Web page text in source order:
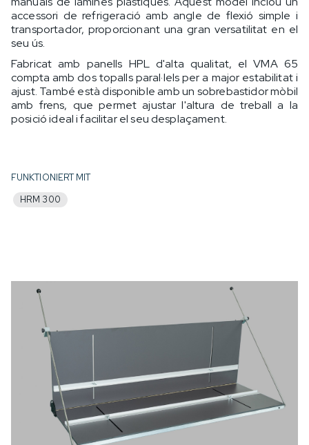
accessori de refrigeració amb angle de flexió simple i
transportador, proporcionant una gran versatilitat en el
seu ús.
Fabricat amb panells HPL d'alta qualitat, el VMA 65
compta amb dos topalls paral·lels per a major estabilitat i
ajust. També està disponible amb un sobrebastidor mòbil
amb frens, que permet ajustar l'altura de treball a la
posició ideal i facilitar el seu desplaçament.
FUNKTIONIERT MIT
HRM 300